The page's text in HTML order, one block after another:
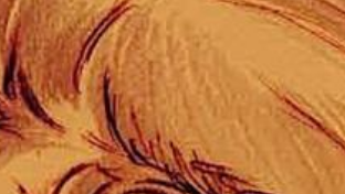
PesText 2025
+SZIF
HNB
Eronim Mox szakácskönyve
Spoiler